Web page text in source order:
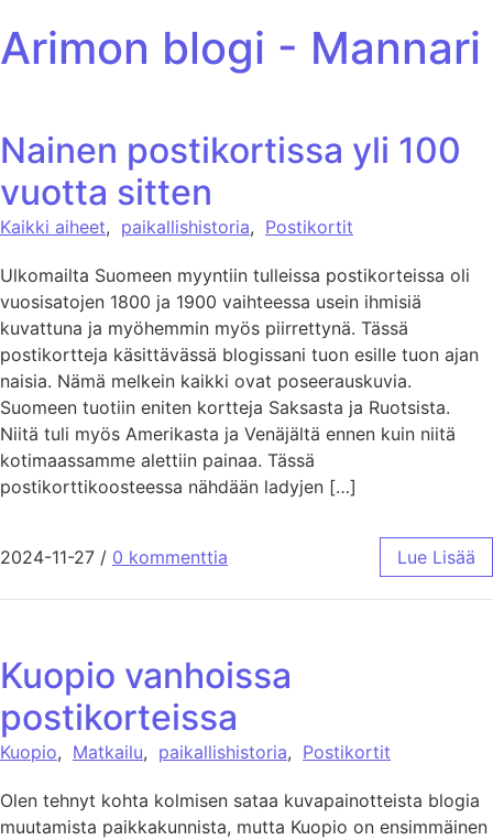
Arimon blogi - Mannari
Nainen postikortissa yli 100
vuotta sitten
Kaikki aiheet, paikallishistoria, Postikortit
Ulkomailta Suomeen myyntiin tulleissa postikorteissa oli
vuosisatojen 1800 ja 1900 vaihteessa usein ihmisiä
kuvattuna ja myöhemmin myös piirrettynä. Tässä
postikortteja käsittävässä blogissani tuon esille tuon ajan
naisia. Nämä melkein kaikki ovat poseerauskuvia.
Suomeen tuotiin eniten kortteja Saksasta ja Ruotsista.
Niitä tuli myös Amerikasta ja Venäjältä ennen kuin niitä
kotimaassamme alettiin painaa. Tässä
postikorttikoosteessa nähdään ladyjen […]
2024-11-27 / 0 kommenttia Lue Lisää
Kuopio vanhoissa
postikorteissa
Kuopio, Matkailu, paikallishistoria, Postikortit
Olen tehnyt kohta kolmisen sataa kuvapainotteista blogia
muutamista paikkakunnista, mutta Kuopio on ensimmäinen